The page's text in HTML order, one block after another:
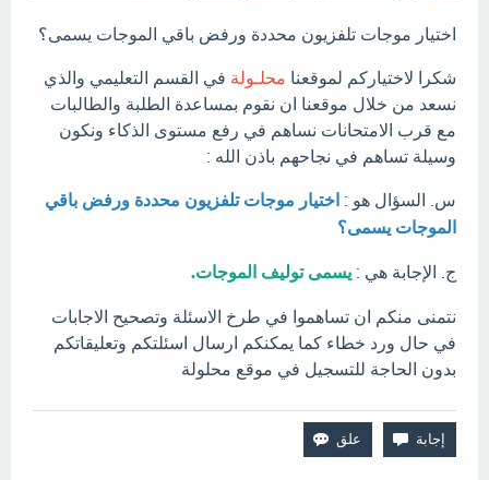
اختيار موجات تلفزيون محددة ورفض باقي الموجات يسمى؟
شكرا لاختياركم لموقعنا محلـولة في القسم التعليمي والذي
نسعد من خلال موقعنا ان نقوم بمساعدة الطلبة والطالبات
مع قرب الامتحانات نساهم في رفع مستوى الذكاء ونكون
وسيلة تساهم في نجاحهم باذن الله :
س. السؤال هو : اختيار موجات تلفزيون محددة ورفض باقي
الموجات يسمى؟
ج. الإجابة هي : يسمى توليف الموجات.
نتمنى منكم ان تساهموا في طرخ الاسئلة وتصحيح الاجابات
في حال ورد خطاء كما يمكنكم ارسال اسئلتكم وتعليقاتكم
بدون الحاجة للتسجيل في موقع محلولة